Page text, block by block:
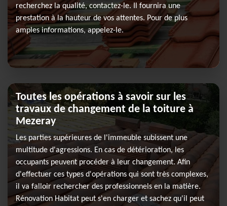
recherchez la qualité, contactez-le. Il fournira une
prestation à la hauteur de vos attentes. Pour de plus
amples informations, appelez-le.
Toutes les opérations à savoir sur les
travaux de changement de la toiture à
Mezeray
Les parties supérieures de l'immeuble subissent une
multitude d'agressions. En cas de détérioration, les
occupants peuvent procéder à leur changement. Afin
d'effectuer ces types d'opérations qui sont très complexes,
il va falloir rechercher des professionnels en la matière.
Rénovation Habitat peut s'en charger et sachez qu'il peut